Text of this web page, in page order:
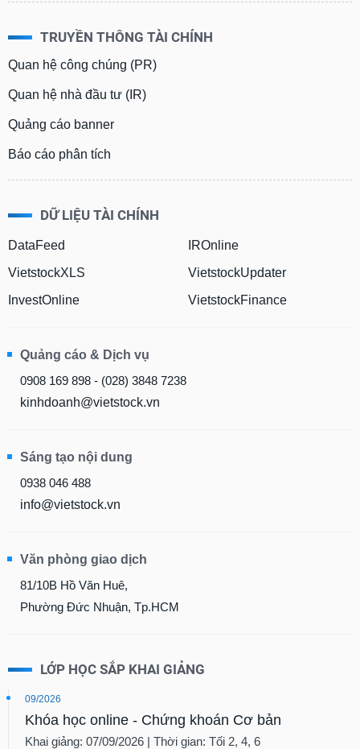
TRUYỀN THÔNG TÀI CHÍNH
Quan hệ công chúng (PR)
Quan hệ nhà đầu tư (IR)
Quảng cáo banner
Báo cáo phân tích
DỮ LIỆU TÀI CHÍNH
DataFeed
VietstockXLS
InvestOnline
IROnline
VietstockUpdater
VietstockFinance
Quảng cáo & Dịch vụ
0908 169 898 - (028) 3848 7238
kinhdoanh@vietstock.vn
Sáng tạo nội dung
0938 046 488
info@vietstock.vn
Văn phòng giao dịch
81/10B Hồ Văn Huê,
Phường Đức Nhuận, Tp.HCM
LỚP HỌC SẮP KHAI GIẢNG
09/2026
Khóa học online - Chứng khoán Cơ bản
Khai giảng: 07/09/2026 | Thời gian: Tối 2, 4, 6